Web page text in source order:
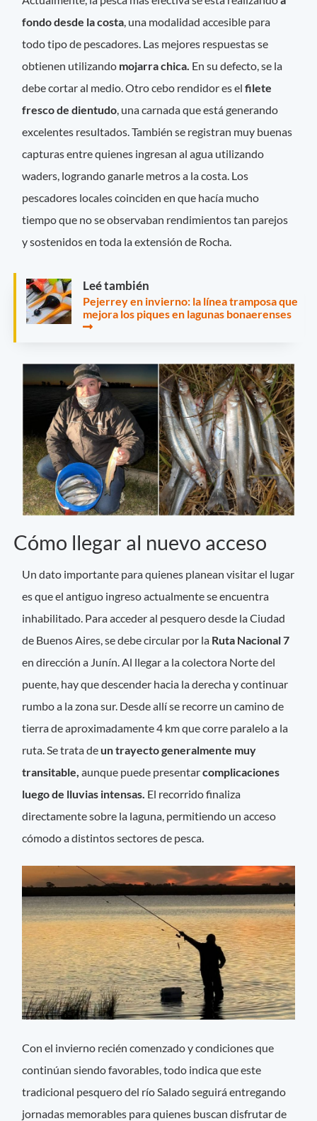
fondo desde la costa, una modalidad accesible para
todo tipo de pescadores. Las mejores respuestas se
obtienen utilizando mojarra chica. En su defecto, se la
debe cortar al medio. Otro cebo rendidor es elfilete
fresco de dientudo, una carnada que está generando
excelentes resultados. También se registran muy buenas
capturas entre quienes ingresan al agua utilizando
waders, logrando ganarle metros a la costa. Los
pescadores locales coinciden en que hacía mucho
tiempo que no se observaban rendimientos tan parejos
y sostenidos en toda la extensión de Rocha.
Leé también
Pejerrey en invierno: la línea tramposa que
mejora los piques en lagunas bonaerenses
Cómo llegar al nuevo acceso
Un dato importante para quienes planean visitar el lugar
es que el antiguo ingreso actualmente se encuentra
inhabilitado. Para acceder al pesquero desde la Ciudad
de Buenos Aires, se debe circular por la Ruta Nacional 7
en dirección a Junín. Al llegar a la colectora Norte del
puente, hay que descender hacia la derecha y continuar
rumbo a la zona sur. Desde allí se recorre un camino de
tierra de aproximadamente 4 km que corre paralelo a la
ruta. Se trata de un trayecto generalmente muy
transitable,aunque puede presentarcomplicaciones
luego de lluvias intensas. El recorrido finaliza
directamente sobre la laguna, permitiendo un acceso
cómodo a distintos sectores de pesca.
Con el invierno recién comenzado y condiciones que
continúan siendo favorables, todo indica que este
tradicional pesquero del río Salado seguirá entregando
jornadas memorables para quienes buscan disfrutar de